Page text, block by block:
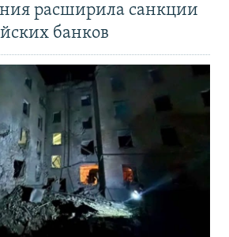
расширила санкции
банков